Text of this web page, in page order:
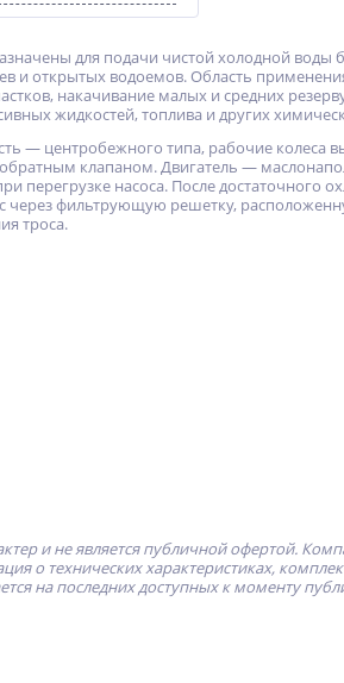
для подачи чистой холодной воды
и открытых водоемов. Область
накачивание малых и средних
жидкостей, топлива и других
— центробежного типа, рабочие колеса
клапаном. Двигатель —
перегрузке насоса. После достаточного
через фильтрующую решетку,
троса.
и не является публичной офертой.
о технических характеристиках,
на последних доступных к моменту